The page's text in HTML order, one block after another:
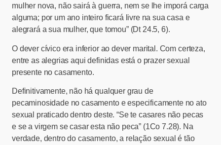
mulher nova, não sairá à guerra, nem se lhe imporá carga
alguma; por um ano inteiro ficará livre na sua casa e
alegrará a sua mulher, que tomou” (Dt 24.5, 6).
O dever cívico era inferior ao dever marital. Com certeza,
entre as alegrias aqui definidas está o prazer sexual
presente no casamento.
Definitivamente, não há qualquer grau de
pecaminosidade no casamento e especificamente no ato
sexual praticado dentro deste. “Se te casares não pecas
e se a virgem se casar esta não peca” (1Co 7.28). Na
verdade, dentro do casamento, a relação sexual é tão